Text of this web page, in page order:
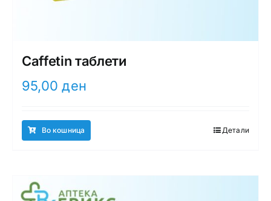
Caffetin таблети
95,00ден
Во кошница Детали